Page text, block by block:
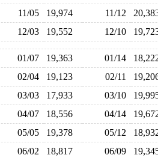
11/05 19,974 11/12
12/03 19,552 12/10
01/07 19,363 01/14
02/04 19,123 02/11
03/03 17,933 03/10
04/07 18,556 04/14
05/05 19,378 05/12
06/02 18,817 06/09